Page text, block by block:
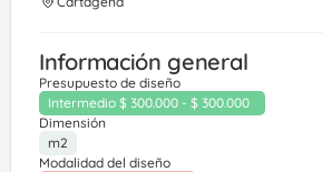
Información general
Presupuesto de diseño
Intermedio $ 300.000 - $ 300.000
Dimensión
m2
Modalidad del diseño